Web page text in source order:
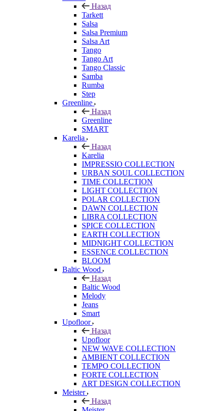
Назад
Tarkett
Salsa
Salsa Premium
Salsa Art
Tango
Tango Art
Tango Classic
Samba
Rumba
Step
Greenline
Назад
Greenline
SMART
Karelia
Назад
Karelia
IMPRESSIO COLLECTION
URBAN SOUL COLLECTION
TIME COLLECTION
LIGHT COLLECTION
POLAR COLLECTION
DAWN COLLECTION
LIBRA COLLECTION
SPICE COLLECTION
EARTH COLLECTION
MIDNIGHT COLLECTION
ESSENCE COLLECTION
BLOOM
Baltic Wood
Назад
Baltic Wood
Melody
Jeans
Smart
Upofloor
Назад
Upofloor
NEW WAVE COLLECTION
AMBIENT COLLECTION
TEMPO COLLECTION
FORTE COLLECTION
ART DESIGN COLLECTION
Meister
Назад